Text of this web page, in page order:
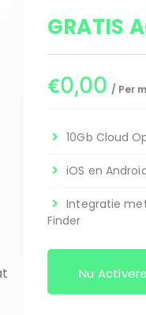
GRATIS
€0,00 / Per
10Gb Cloud
iOS en
Integratie
Finder
Nu